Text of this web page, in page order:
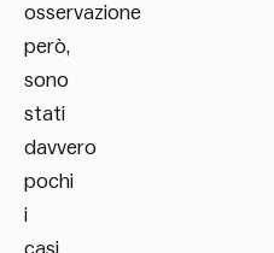
osservazione
però,
sono
stati
davvero
pochi
i
casi